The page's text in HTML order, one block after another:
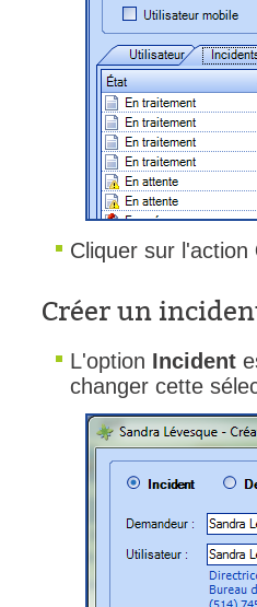
Cliquer sur l'action
Créer un
L'option Incident
changer cette